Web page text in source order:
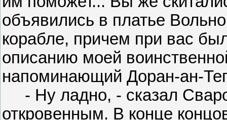
объявились в платье
корабле, причем при вас
описанию моей
напоминающий Доран-ан-
- Ну ладно, - сказал
откровенным. В конце